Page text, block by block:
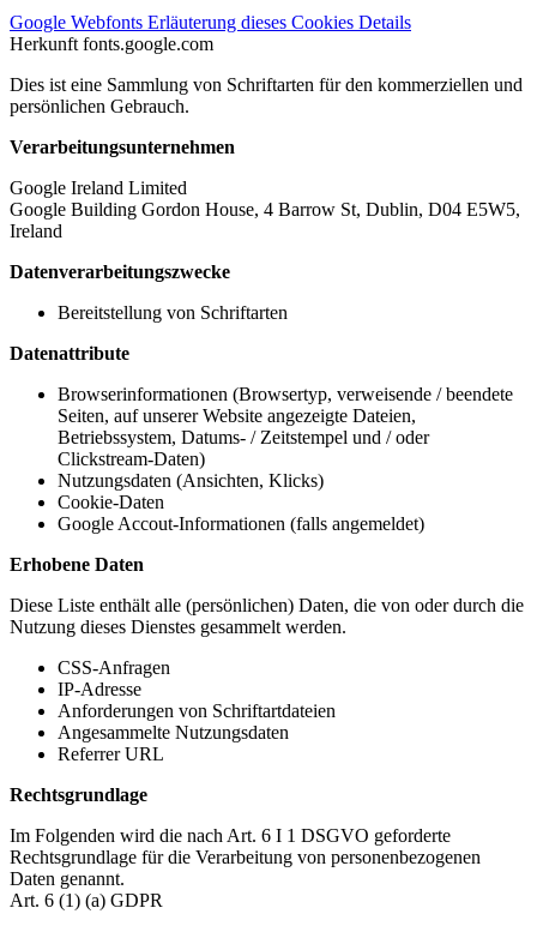
Google Webfonts Erläuterung dieses Cookies Details
Herkunft fonts.google.com
Dies ist eine Sammlung von Schriftarten für den kommerziellen und
persönlichen Gebrauch.
Verarbeitungsunternehmen
Google Ireland Limited
Google Building Gordon House, 4 Barrow St, Dublin, D04 E5W5,
Ireland
Datenverarbeitungszwecke
Bereitstellung von Schriftarten
Datenattribute
Browserinformationen (Browsertyp, verweisende / beendete
Seiten, auf unserer Website angezeigte Dateien,
Betriebssystem, Datums- / Zeitstempel und / oder
Clickstream-Daten)
Nutzungsdaten (Ansichten, Klicks)
Cookie-Daten
Google Accout-Informationen (falls angemeldet)
Erhobene Daten
Diese Liste enthält alle (persönlichen) Daten, die von oder durch die
Nutzung dieses Dienstes gesammelt werden.
CSS-Anfragen
IP-Adresse
Anforderungen von Schriftartdateien
Angesammelte Nutzungsdaten
Referrer URL
Rechtsgrundlage
Im Folgenden wird die nach Art. 6 I 1 DSGVO geforderte
Rechtsgrundlage für die Verarbeitung von personenbezogenen
Daten genannt.
Art. 6 (1) (a) GDPR